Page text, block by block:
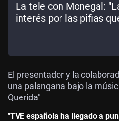
La tele con Monegal:
interés por las pifias
El presentador y la
una palangana bajo la
Querida"
"TVE española ha llegado a